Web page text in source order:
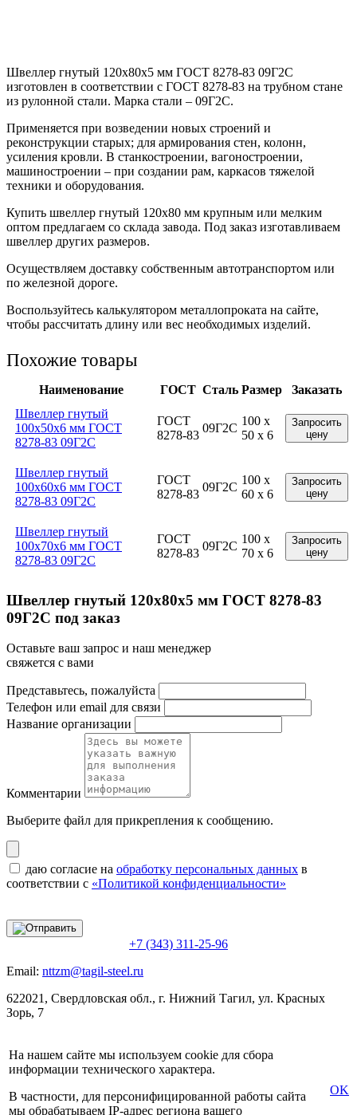
Швеллер гнутый 120x80x5 мм ГОСТ 8278-83 09Г2С
изготовлен в соответствии с ГОСТ 8278-83 на трубном стане
из рулонной стали. Марка стали – 09Г2С.
Применяется при возведении новых строений и
реконструкции старых; для армирования стен, колонн,
усиления кровли. В станкостроении, вагоностроении,
машиностроении – при создании рам, каркасов тяжелой
техники и оборудования.
Купить швеллер гнутый 120х80 мм крупным или мелким
оптом предлагаем со склада завода. Под заказ изготавливаем
швеллер других размеров.
Осуществляем доставку собственным автотранспортом или
по железной дороге.
Воспользуйтесь калькулятором металлопроката на сайте,
чтобы рассчитать длину или вес необходимых изделий.
Похожие товары
Наименование ГОСТ Сталь Размер
Заказать
Швеллер гнутый
100x50x6 мм ГОСТ
8278-83 09Г2С
ГОСТ
8278-83
09Г2С
100 x
50 x 6
Запросить
цену
Швеллер гнутый
100x60x6 мм ГОСТ
8278-83 09Г2С
ГОСТ
8278-83
09Г2С
100 x
60 x 6
Запросить
цену
Швеллер гнутый
100x70x6 мм ГОСТ
8278-83 09Г2С
ГОСТ
8278-83
09Г2С
100 x
70 x 6
Запросить
цену
Швеллер гнутый 120x80x5 мм ГОСТ 8278-83
09Г2С под заказ
Оставьте ваш запрос и наш менеджер
свяжется с вами
Представьтесь, пожалуйста
Телефон или email для связи
Название организации
Комментарии
Выберите файл для прикрепления к сообщению.
даю согласие на обработку персональных данных в
соответствии с «Политикой конфиденциальности»
+7 (343) 311-25-96
Email: nttzm@tagil-steel.ru
622021, Свердловская обл., г. Нижний Тагил, ул. Красных
Зорь, 7
На нашем сайте мы используем cookie для сбора
информации технического характера.
В частности, для персонифицированной работы сайта
мы обрабатываем IP-адрес региона вашего
OK